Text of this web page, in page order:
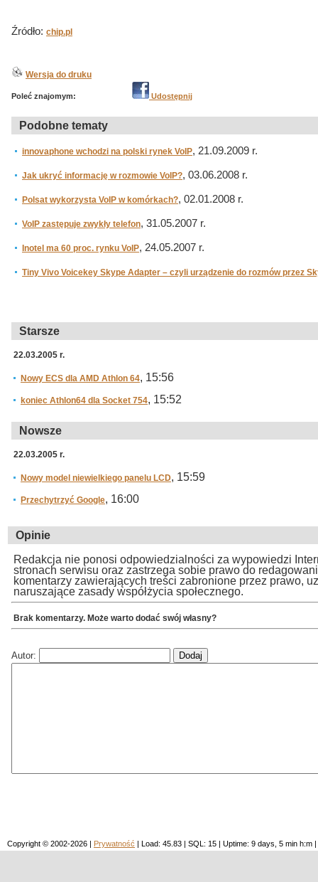
Źródło: chip.pl
Wersja do druku
Poleć znajomym: Udostępnij
Podobne tematy
innovaphone wchodzi na polski rynek VoIP, 21.09.2009 r.
Jak ukryć informację w rozmowie VoIP?, 03.06.2008 r.
Polsat wykorzysta VoIP w komórkach?, 02.01.2008 r.
VoIP zastępuje zwykły telefon, 31.05.2007 r.
Inotel ma 60 proc. rynku VoIP, 24.05.2007 r.
Tiny Vivo Voicekey Skype Adapter – czyli urządzenie do rozmów przez
Starsze
22.03.2005 r.
Nowy ECS dla AMD Athlon 64, 15:56
koniec Athlon64 dla Socket 754, 15:52
Nowsze
22.03.2005 r.
Nowy model niewielkiego panelu LCD, 15:59
Przechytrzyć Google, 16:00
Opinie
Redakcja nie ponosi odpowiedzialności za wypowiedzi
stronach serwisu oraz zastrzega sobie prawo do
komentarzy zawierających treści zabronione przez prawo,
naruszające zasady współżycia społecznego.
Brak komentarzy. Może warto dodać swój własny?
Autor:
Copyright © 2002-2026 | Prywatność | Load: 45.83 | SQL: 15 | Uptime: 9 days, 5 min h:m